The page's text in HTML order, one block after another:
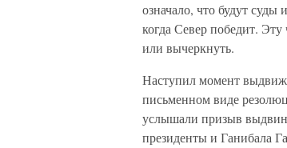
означало, что будут
когда Север победит.
или вычеркнуть.
Наступил момент
письменном виде
услышали призыв
президенты и Ганибала